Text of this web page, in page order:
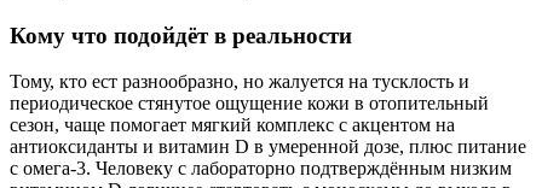
Кому что подойдёт в реальности
Тому, кто ест разнообразно, но жалуется на тусклость и
периодическое стянутое ощущение кожи в отопительный
сезон, чаще помогает мягкий комплекс с акцентом на
антиоксиданты и витамин D в умеренной дозе, плюс питание
с омега‑3. Человеку с лабораторно подтверждённым низким